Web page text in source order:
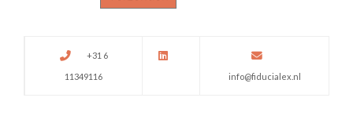
+31 6
11349116 info@fiducialex.nl